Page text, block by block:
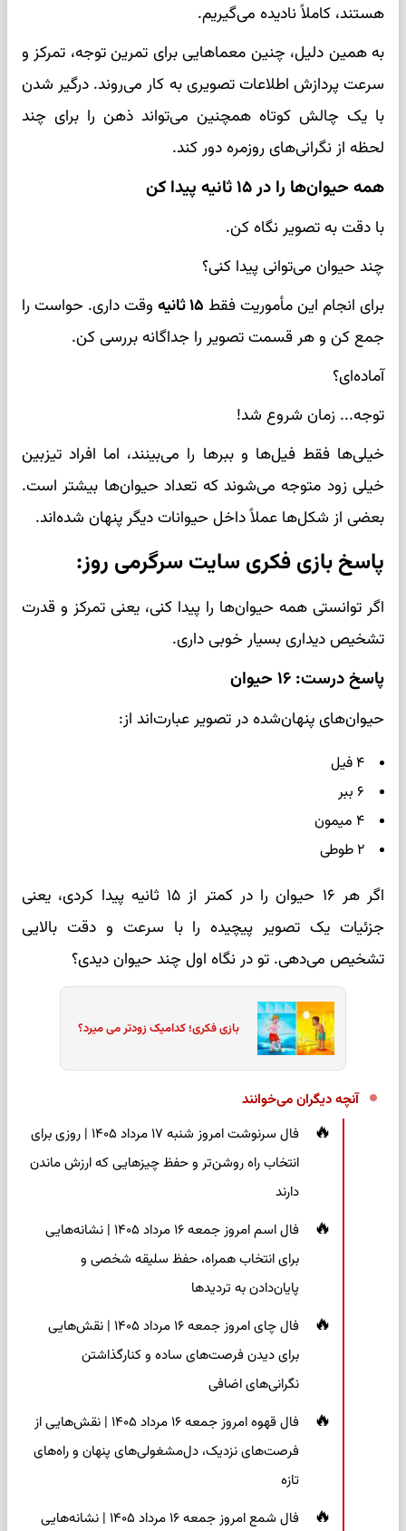
هستند، کاملاً نادیده می‌گیریم.
به همین دلیل، چنین معماهایی برای تمرین توجه، تمرکز و
سرعت پردازش اطلاعات تصویری به کار می‌روند. درگیر شدن
با یک چالش کوتاه همچنین می‌تواند ذهن را برای چند
لحظه از نگرانی‌های روزمره دور کند.
همه حیوان‌ها را در ۱۵ ثانیه پیدا کن
با دقت به تصویر نگاه کن.
چند حیوان می‌توانی پیدا کنی؟
برای انجام این مأموریت فقط ۱۵ ثانیه
وقت داری. حواست را
جمع کن و هر قسمت تصویر را جداگانه بررسی کن.
آماده‌ای؟
توجه... زمان شروع شد!
خیلی‌ها فقط فیل‌ها و ببرها را می‌بینند، اما افراد تیزبین
خیلی زود متوجه می‌شوند که تعداد حیوان‌ها بیشتر است.
بعضی از شکل‌ها عملاً داخل حیوانات دیگر پنهان شده‌اند.
پاسخ بازی فکری سایت سرگرمی روز:
اگر توانستی همه حیوان‌ها را پیدا کنی، یعنی تمرکز و قدرت
تشخیص دیداری بسیار خوبی داری.
پاسخ درست: ۱۶ حیوان
حیوان‌های پنهان‌شده در تصویر عبارت‌اند از:
۴ فیل
۶ ببر
۴ میمون
۲ طوطی
اگر هر ۱۶ حیوان را در کمتر از ۱۵ ثانیه پیدا کردی، یعنی
جزئیات یک تصویر پیچیده را با سرعت و دقت بالایی
تشخیص می‌دهی. تو در نگاه اول چند حیوان دیدی؟
بازی فکری؛ کدامیک زودتر می میرد؟
آنچه دیگران می‌خوانند
فال سرنوشت امروز شنبه ۱۷ مرداد ۱۴۰۵ | روزی برای
انتخاب راه روشن‌تر و حفظ چیزهایی که ارزش ماندن
دارند
فال اسم امروز جمعه ۱۶ مرداد ۱۴۰۵ | نشانه‌هایی
برای انتخاب همراه، حفظ سلیقه شخصی و
پایان‌دادن به تردیدها
فال چای امروز جمعه ۱۶ مرداد ۱۴۰۵ | نقش‌هایی
برای دیدن فرصت‌های ساده و کنارگذاشتن
نگرانی‌های اضافی
فال قهوه امروز جمعه ۱۶ مرداد ۱۴۰۵ | نقش‌هایی از
فرصت‌های نزدیک، دل‌مشغولی‌های پنهان و راه‌های
تازه
فال شمع امروز جمعه ۱۶ مرداد ۱۴۰۵ | نشانه‌هایی